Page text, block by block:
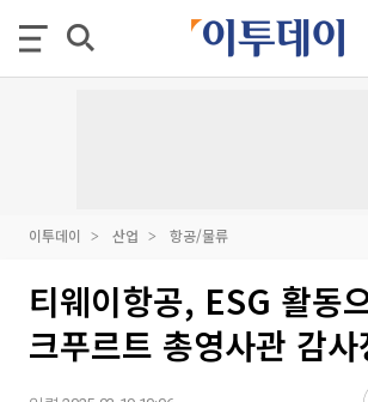
이투데이 산업 항공/물류
티웨이항공, ESG 활동
크푸르트 총영사관 감